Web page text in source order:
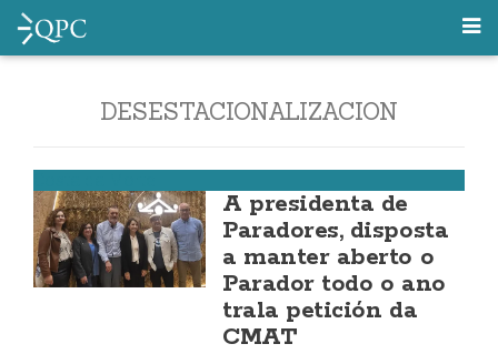
DESESTACIONALIZACION
A presidenta de
Paradores, disposta
a manter aberto o
Parador todo o ano
trala petición da
CMAT